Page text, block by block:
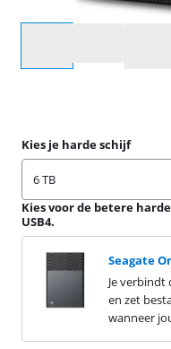
Kies je harde schijf
6 TB
Kies voor de betere
USB4.
Seagate
Je verbindt
en zet
wanneer